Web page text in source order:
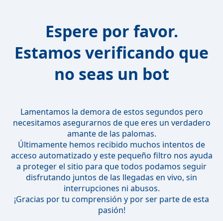
Espere por favor.
Estamos verificando que
no seas un bot
Lamentamos la demora de estos segundos pero
necesitamos asegurarnos de que eres un verdadero
amante de las palomas.
Últimamente hemos recibido muchos intentos de
acceso automatizado y este pequeño filtro nos ayuda
a proteger el sitio para que todos podamos seguir
disfrutando juntos de las llegadas en vivo, sin
interrupciones ni abusos.
¡Gracias por tu comprensión y por ser parte de esta
pasión!